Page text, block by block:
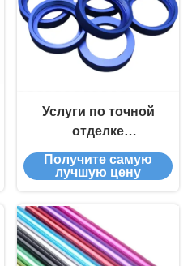
Услуги по точной
отделке
поверхности,
Производитель
поверхности
металла
Получите самую
лучшую цену